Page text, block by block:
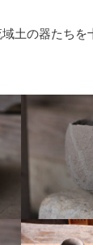
土の器たちを